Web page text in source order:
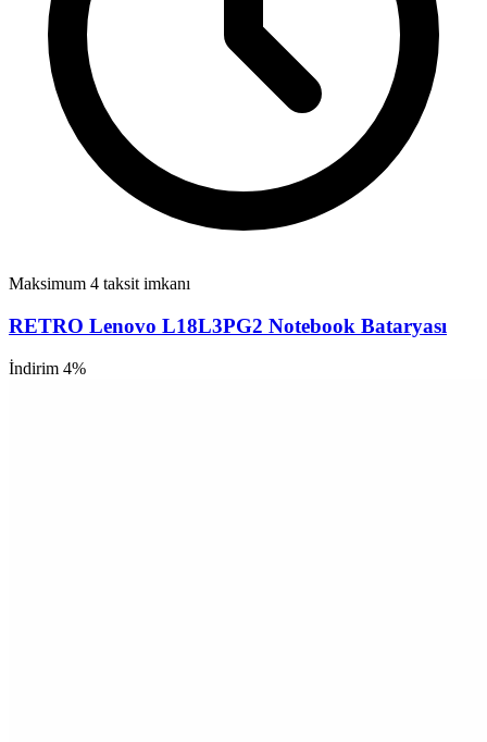
Maksimum 4 taksit imkanı
RETRO Lenovo L18L3PG2 Notebook Bataryası
İndirim 4%